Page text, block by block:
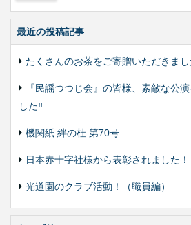
最近の投稿記事
たくさんのお茶をご寄贈いただきまし
『民謡つつじ会』の皆様、素敵な公
した‼️
機関紙 絆の杜 第70号
日本赤十字社様から表彰されました！
光道園のクラブ活動！（職員編）